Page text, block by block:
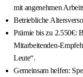
mit angenehmen
Betriebliche
Prämie bis zu 2.550€:
Mitarbeitenden-
Leute“.
Gemeinsam helfen: